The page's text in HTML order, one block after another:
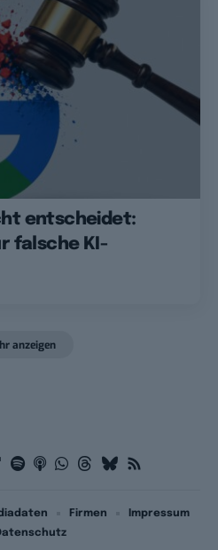
entscheidet:
falsche KI-
anzeigen
Firmen
Impressum